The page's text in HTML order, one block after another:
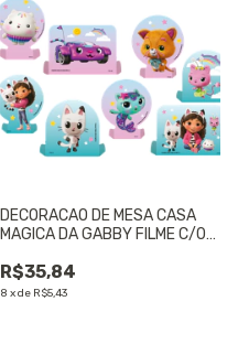
DECORACAO DE MESA CASA
MAGICA DA GABBY FILME C/08
R$35,84
8 xde R$5,43